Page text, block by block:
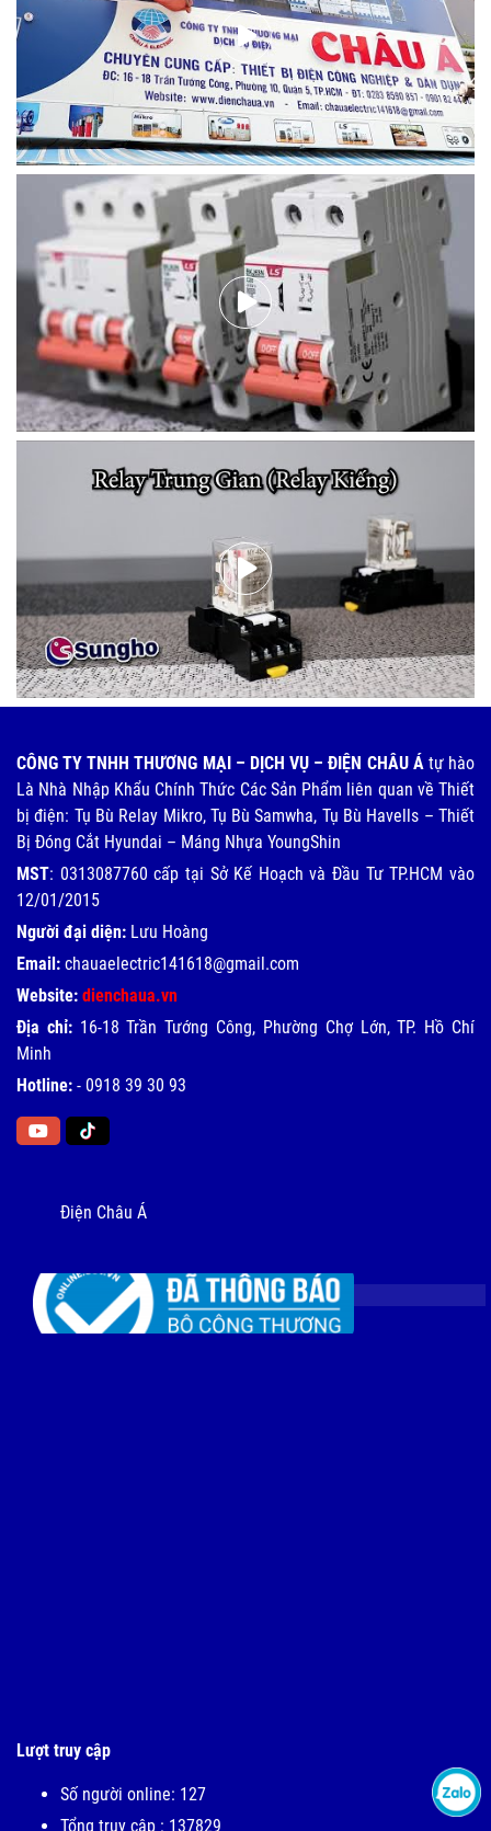
CÔNG TY TNHH THƯƠNG MẠI – DỊCH VỤ – ĐIỆN CHÂU Átự hào
Là Nhà Nhập Khẩu Chính Thức Các Sản Phẩm liên quan về Thiết
bị điện: Tụ Bù Relay Mikro, Tụ Bù Samwha, Tụ Bù Havells – Thiết
Bị Đóng Cắt Hyundai – Máng Nhựa YoungShin
MST: 0313087760 cấp tại Sở Kế Hoạch và Đầu Tư TP.HCM vào
12/01/2015
Người đại diện: Lưu Hoàng
Email: chauaelectric141618@gmail.com
Website: dienchaua.vn
Địa chỉ: 16-18 Trần Tướng Công, Phường Chợ Lớn, TP. Hồ Chí
Minh
Hotline: - 0918 39 30 93
Điện Châu Á
Lượt truy cập
Số người online: 127
Tổng truy cập : 137829